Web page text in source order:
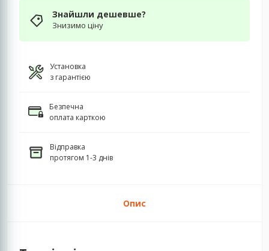
Знайшли дешевше?
Знизимо ціну
Установка
з гарантією
Безпечна
оплата карткою
Відправка
протягом 1-3 днів
Опис